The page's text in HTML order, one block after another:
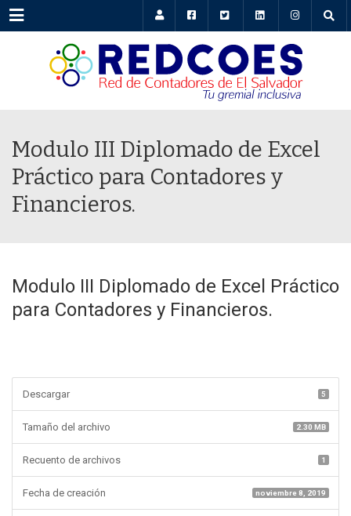
Menu
Modulo III Diplomado de Excel
Práctico para Contadores y
Financieros.
Modulo III Diplomado de Excel Práctico
para Contadores y Financieros.
Descargar 5
Tamaño del archivo 2.30 MB
Recuento de archivos 1
Fecha de creación noviembre 8, 2019